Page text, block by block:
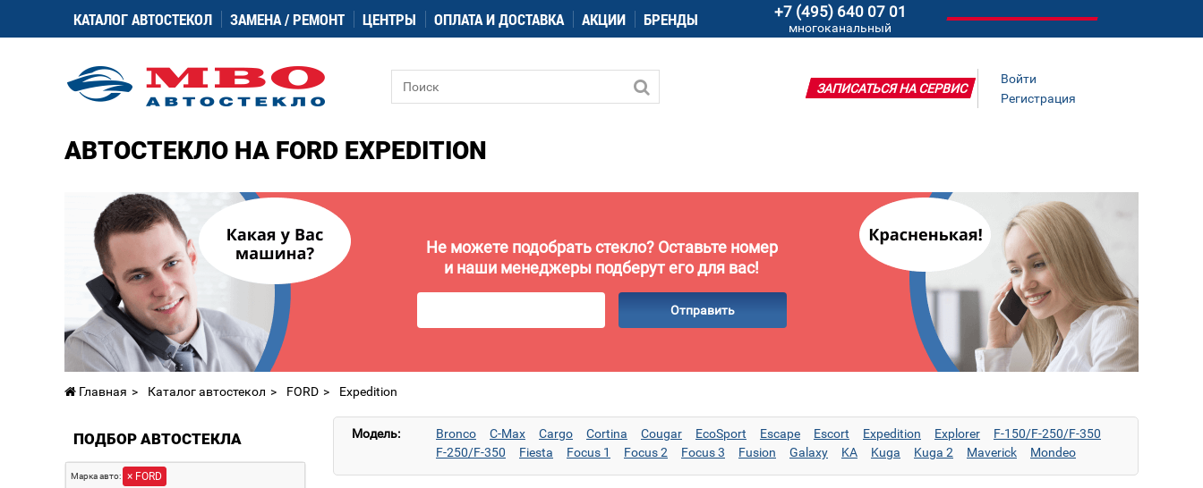
КАТАЛОГ АВТОСТЕКОЛ ЗАМЕНА / РЕМОНТ ЦЕНТРЫ ОПЛАТА И ДОСТАВКА АКЦИИ БРЕНДЫ +7 (495) 640 07 01
многоканальный
Войти
Регистрация
ЗАПИСАТЬСЯ НА СЕРВИС
АВТОСТЕКЛО НА FORD EXPEDITION
Не можете подобрать стекло? Оставьте номер
и наши менеджеры подберут его для вас!
Отправить
Главная Каталог автостекол FORD Expedition
ПОДБОР АВТОСТЕКЛА
Марка авто: × FORD
Модель: Bronco C-Max Cargo Cortina Cougar EcoSport Escape Escort Expedition Explorer
F-150/F-250/F-350
F-250/F-350
Fiesta Focus 1 Focus 2 Focus 3 Fusion Galaxy KA Kuga Kuga 2 Maverick
Mondeo